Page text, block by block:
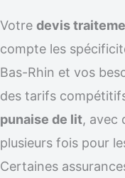
Votre devis
compte les
Bas-Rhin et vos
des tarifs
punaise de lit, avec
plusieurs fois pour
Certaines